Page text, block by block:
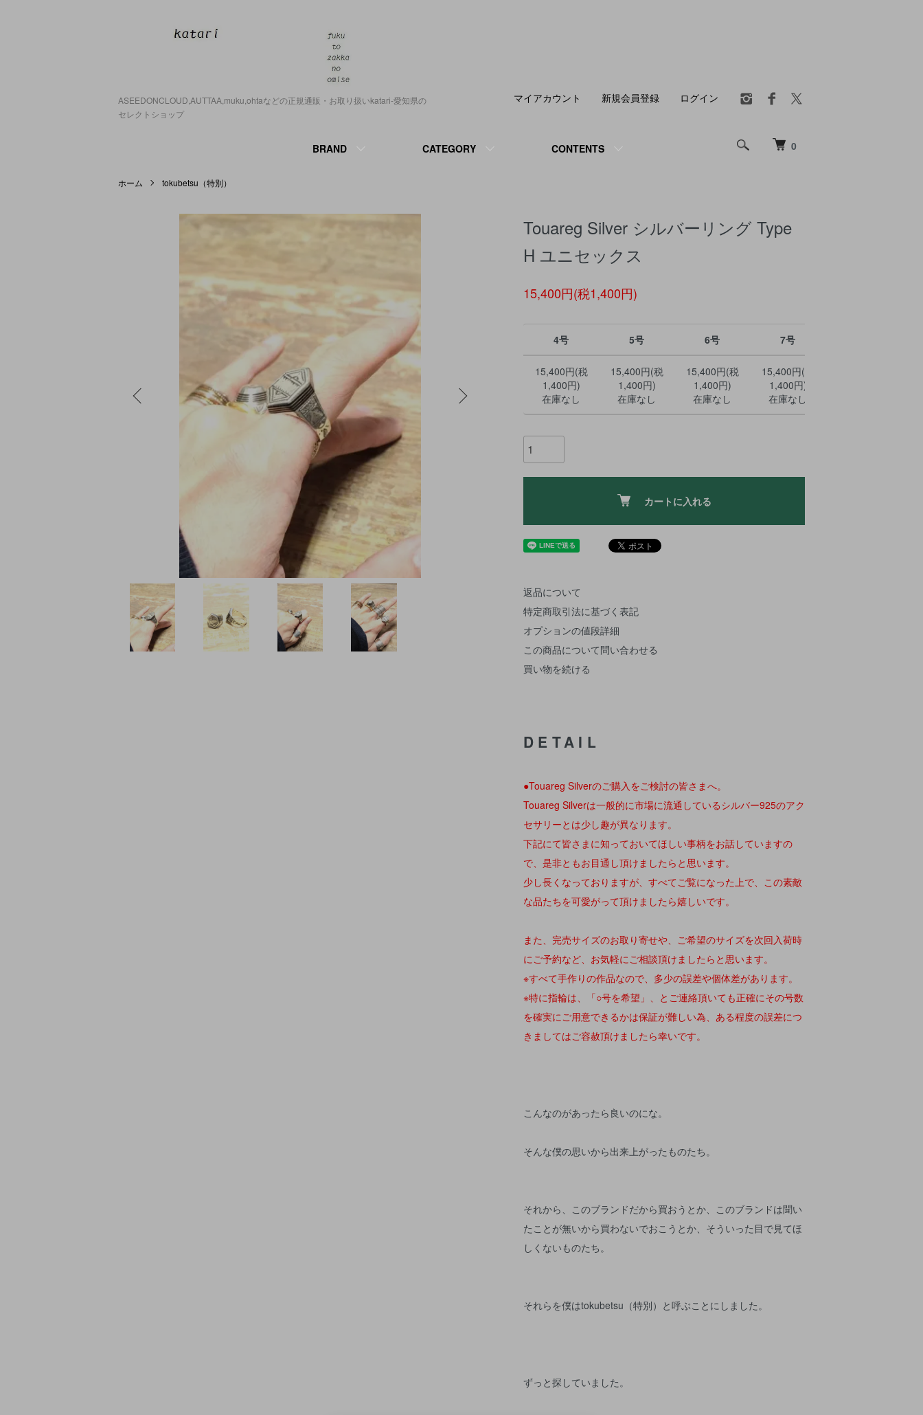
ASEEDONCLOUD,AUTTAA,muku,ohtaなどの正規通販・お取り扱いkatari-愛知県の
セレクトショップ
0
BRAND CATEGORY CONTENTS
マイアカウント 新規会員登録 ログイン
ホーム tokubetsu（特別）
Touareg Silver シルバーリング Type
H ユニセックス
15,400円(税1,400円)
4号 5号 6号 7号
15,400円(税
1,400円)
在庫なし
15,400円(税
1,400円)
在庫なし
15,400円(税
1,400円)
在庫なし
15,400円(税
1,400円)
在庫なし
カートに入れる
返品について
特定商取引法に基づく表記
オプションの値段詳細
この商品について問い合わせる
買い物を続ける
DETAIL
●Touareg Silverのご購入をご検討の皆さまへ。
Touareg Silverは一般的に市場に流通しているシルバー925のアク
セサリーとは少し趣が異なります。
下記にて皆さまに知っておいてほしい事柄をお話していますの
で、是非ともお目通し頂けましたらと思います。
少し長くなっておりますが、すべてご覧になった上で、この素敵
な品たちを可愛がって頂けましたら嬉しいです。
また、完売サイズのお取り寄せや、ご希望のサイズを次回入荷時
にご予約など、お気軽にご相談頂けましたらと思います。
※すべて手作りの作品なので、多少の誤差や個体差があります。
※特に指輪は、「○号を希望」、とご連絡頂いても正確にその号数
を確実にご用意できるかは保証が難しい為、ある程度の誤差につ
きましてはご容赦頂けましたら幸いです。
こんなのがあったら良いのにな。
そんな僕の思いから出来上がったものたち。
それから、このブランドだから買おうとか、このブランドは聞い
たことが無いから買わないでおこうとか、そういった目で見てほ
しくないものたち。
それらを僕はtokubetsu（特別）と呼ぶことにしました。
ずっと探していました。